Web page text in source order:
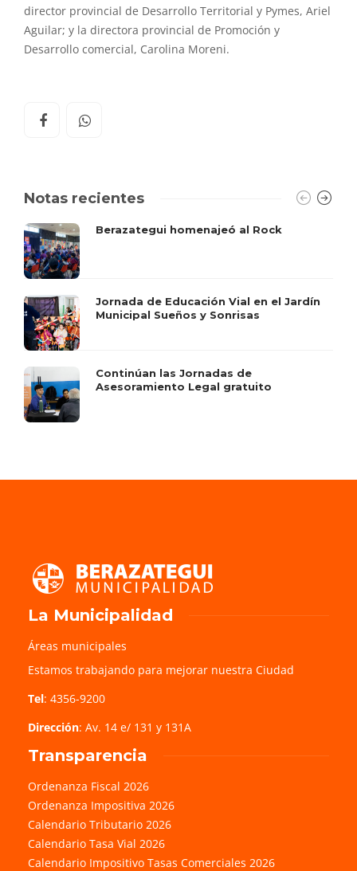
director provincial de Desarrollo Territorial y Pymes, Ariel
Aguilar; y la directora provincial de Promoción y
Desarrollo comercial, Carolina Moreni.
Notas recientes
Berazategui homenajeó al Rock
Jornada de Educación Vial en el Jardín
Municipal Sueños y Sonrisas
Continúan las Jornadas de
Asesoramiento Legal gratuito
La Municipalidad
Áreas municipales
Estamos trabajando para mejorar nuestra Ciudad
Tel: 4356-9200
Dirección: Av. 14 e/ 131 y 131A
Transparencia
Ordenanza Fiscal 2026
Ordenanza Impositiva 2026
Calendario Tributario 2026
Calendario Tasa Vial 2026
Calendario Impositivo Tasas Comerciales 2026